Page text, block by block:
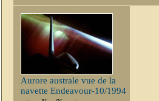
Aurore australe vue de la
navette Endeavour-10/1994